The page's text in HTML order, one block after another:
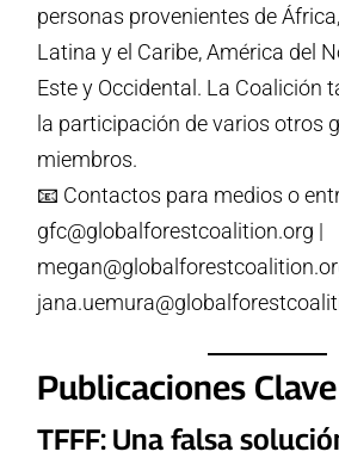
personas provenientes de
Latina y el Caribe, América del
Este y Occidental. La Coalición
la participación de varios otros
miembros.
📧 Contactos para medios o
gfc@globalforestcoalition.org |
Publicaciones Clave
TFFF: Una falsa